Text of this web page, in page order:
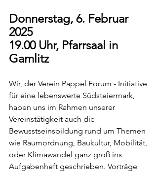
Donnerstag, 6. Februar
2025
19.00 Uhr, Pfarrsaal in
Gamlitz
Wir, der Verein Pappel Forum - Initiative
für eine lebenswerte Südsteiermark,
haben uns im Rahmen unserer
Vereinstätigkeit auch die
Bewusstseinsbildung rund um Themen
wie Raumordnung, Baukultur, Mobilität,
oder Klimawandel ganz groß ins
Aufgabenheft geschrieben. Vorträge